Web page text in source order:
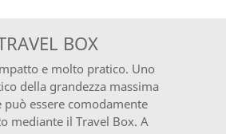
BOX
e molto pratico. Uno
della grandezza massima
può essere comodamente
mediante il Travel Box. A